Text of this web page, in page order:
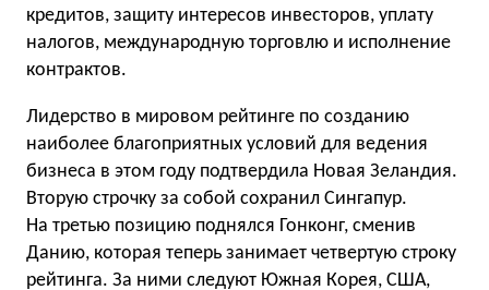
кредитов, защиту интересов инвесторов, уплату
налогов, международную торговлю и исполнение
контрактов.
Лидерство в мировом рейтинге по созданию
наиболее благоприятных условий для ведения
бизнеса в этом году подтвердила Новая Зеландия.
Вторую строчку за собой сохранил Сингапур.
На третью позицию поднялся Гонконг, сменив
Данию, которая теперь занимает четвертую строку
рейтинга. За ними следуют Южная Корея, США,